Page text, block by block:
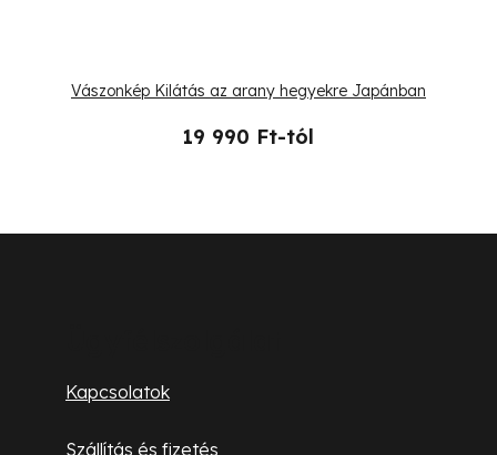
Vászonkép Kilátás az arany hegyekre Japánban
19 990 Ft-tól
Kapcsolatok
Szállítás és fizetés